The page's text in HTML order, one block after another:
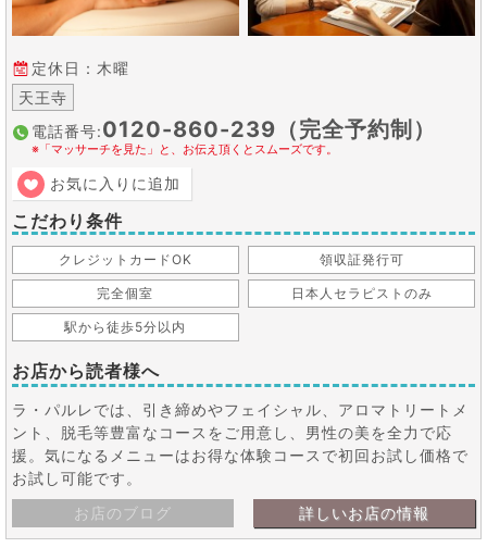
定休日：木曜
天王寺
電話番号:0120-860-239（完全予約制）
※「マッサーチを見た」と、お伝え頂くとスムーズです。
お気に入りに追加
こだわり条件
クレジットカードOK 領収証発行可
完全個室 日本人セラピストのみ
駅から徒歩5分以内
詳しいお店の情報
お店のブログ
お店から読者様へ
ラ・パルレでは、引き締めやフェイシャル、アロマトリートメ
ント、脱毛等豊富なコースをご用意し、男性の美を全力で応
援。気になるメニューはお得な体験コースで初回お試し価格で
お試し可能です。